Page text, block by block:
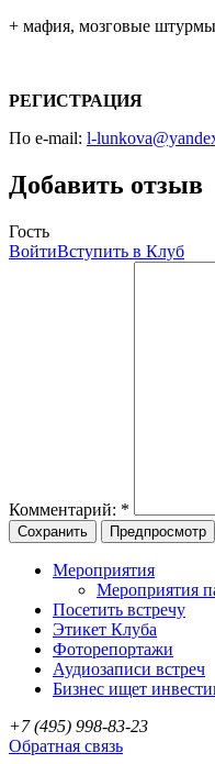
+ мафия, мозговые
РЕГИСТРАЦИЯ
По e-mail: l-
Добавить отзыв
Гость
ВойтиВступить в Клуб
Комментарий: *
Мероприятия
Мероприятия
Посетить встречу
Этикет Клуба
Фоторепортажи
Аудиозаписи встреч
Бизнес ищет
+7 (495) 998-83-23
Обратная связь